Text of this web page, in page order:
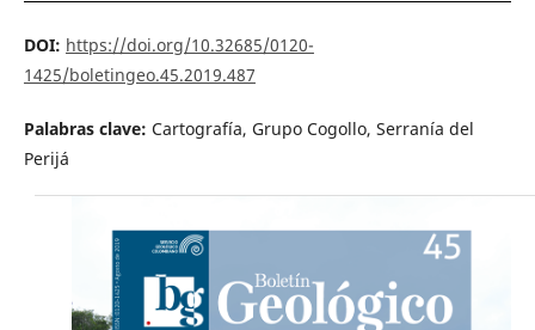
DOI: https://doi.org/10.32685/0120-
1425/boletingeo.45.2019.487
Palabras clave: Cartografía, Grupo Cogollo, Serranía del
Perijá